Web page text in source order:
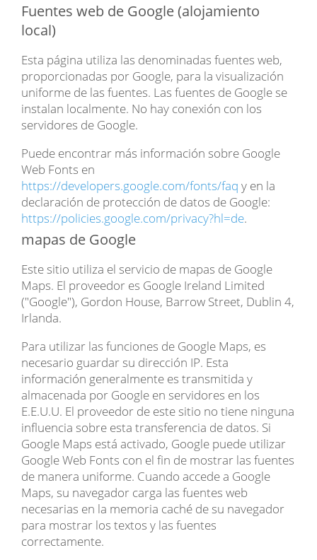
Fuentes web de Google (alojamiento
local)
Esta página utiliza las denominadas fuentes web,
proporcionadas por Google, para la visualización
uniforme de las fuentes. Las fuentes de Google se
instalan localmente. No hay conexión con los
servidores de Google.
Puede encontrar más información sobre Google
Web Fonts en
https://developers.google.com/fonts/faq y en la
declaración de protección de datos de Google:
https://policies.google.com/privacy?hl=de.
mapas de Google
Este sitio utiliza el servicio de mapas de Google
Maps. El proveedor es Google Ireland Limited
("Google"), Gordon House, Barrow Street, Dublin 4,
Irlanda.
Para utilizar las funciones de Google Maps, es
necesario guardar su dirección IP. Esta
información generalmente es transmitida y
almacenada por Google en servidores en los
E.E.U.U. El proveedor de este sitio no tiene ninguna
influencia sobre esta transferencia de datos. Si
Google Maps está activado, Google puede utilizar
Google Web Fonts con el fin de mostrar las fuentes
de manera uniforme. Cuando accede a Google
Maps, su navegador carga las fuentes web
necesarias en la memoria caché de su navegador
para mostrar los textos y las fuentes
correctamente.